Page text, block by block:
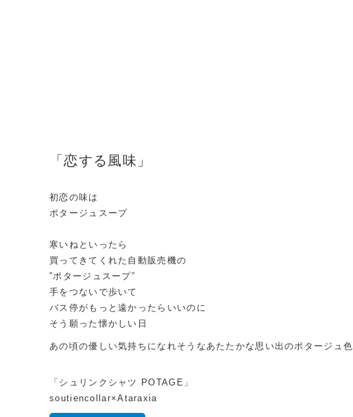
「恋する風味」
初恋の味は
ポタージュスープ
寒いねといったら
買ってきてくれた自動販売機の
”ポタージュスープ”
手をつないで歩いて
バス停がもっと遠かったらいいのに
そう願った懐かしい日
あの頃の優しい気持ちになれそうなあたたかな思い出のポタージュ色
「シュリンクシャツ POTAGE」
soutiencollar×Ataraxia